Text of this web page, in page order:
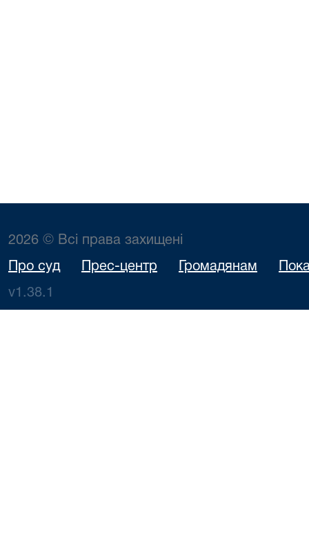
2026 © Всі права захищені
Про суд Прес-центр Громадянам
v1.38.1